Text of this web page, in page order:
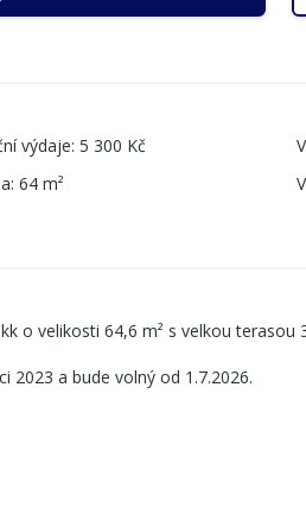
výdaje: 5 300 Kč
: 64 m²
o velikosti 64,6 m² s velkou terasou
2023 a bude volný od 1.7.2026.